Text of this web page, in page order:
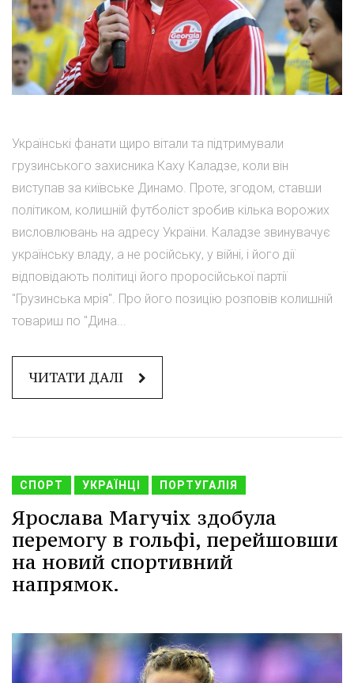
Українські фанати щиро вітали та підтримували
грузинського захисника Каху Каладзе, коли він
виступав за київське Динамо. Проте, згодом, ставши
політиком, колишній футболіст зробив кілька ворожих
висловлювань на адресу України. Каладзе звинувачує
українську владу, а не російську, у війні, і його дії
відповідають політиці його проросійської партії
"Грузинська мрія". Про його позицію розповів колишній
товариш по "Дина...
ЧИТАТИ ДАЛІ
СПОРТ УКРАЇНЦІ ПОРТУГАЛІЯ
Ярослава Магучіх здобула
перемогу в гольфі, перейшовши
на новий спортивний
напрямок.